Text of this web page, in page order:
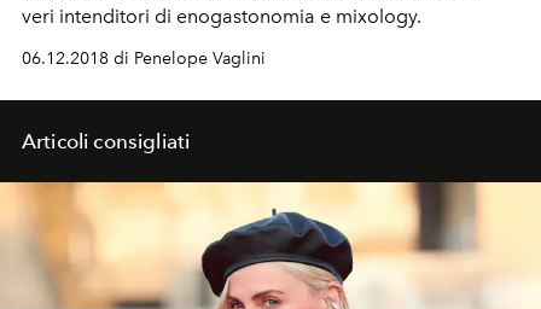
veri intenditori di enogastonomia e mixology.
06.12.2018 di Penelope Vaglini
Articoli consigliati